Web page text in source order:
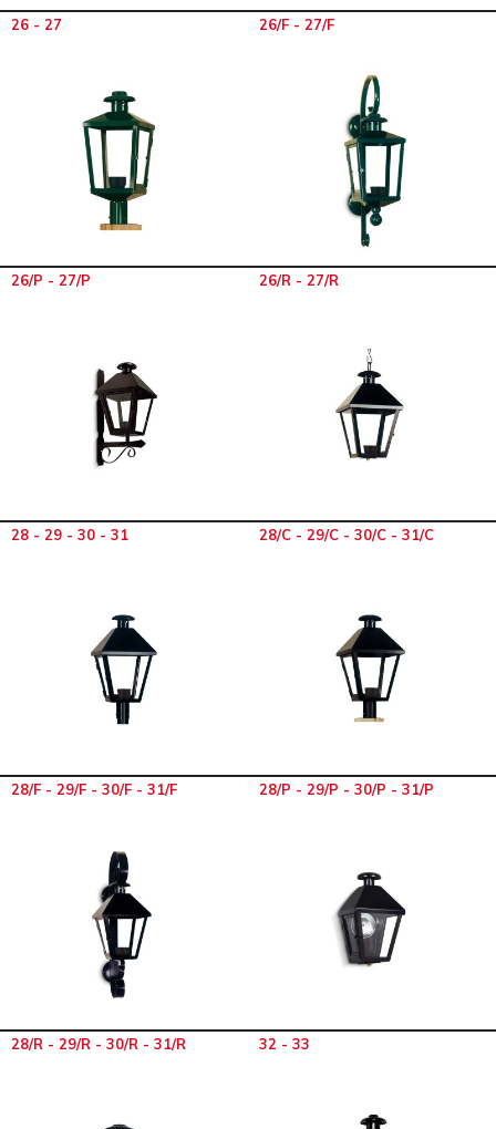
26 - 27 26/F - 27/F
26/P - 27/P 26/R - 27/R
28 - 29 - 30 - 31 28/C - 29/C - 30/C - 31/C
28/F - 29/F - 30/F - 31/F 28/P - 29/P - 30/P - 31/P
28/R - 29/R - 30/R - 31/R 32 - 33